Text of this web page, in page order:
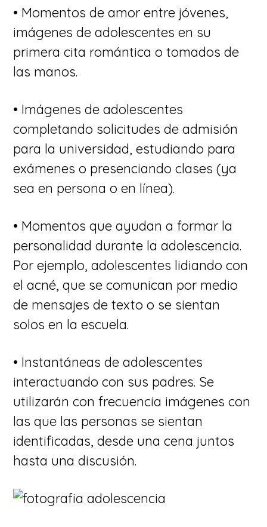
• Momentos de amor entre jóvenes,
imágenes de adolescentes en su
primera cita romántica o tomados de
las manos.
• Imágenes de adolescentes
completando solicitudes de admisión
para la universidad, estudiando para
exámenes o presenciando clases (ya
sea en persona o en línea).
• Momentos que ayudan a formar la
personalidad durante la adolescencia.
Por ejemplo, adolescentes lidiando con
el acné, que se comunican por medio
de mensajes de texto o se sientan
solos en la escuela.
• Instantáneas de adolescentes
interactuando con sus padres. Se
utilizarán con frecuencia imágenes con
las que las personas se sientan
identificadas, desde una cena juntos
hasta una discusión.